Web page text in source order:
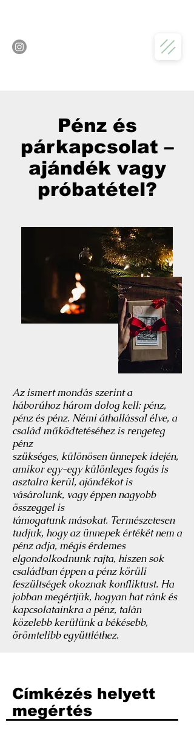
Pénz és
párkapcsolat –
ajándék vagy
próbatétel?
Az ismert mondás szerint a
háborúhoz három dolog kell: pénz,
pénz és pénz. Némi áthallással élve, a
család működtetéséhez is rengeteg
pénz
szükséges, különösen ünnepek idején,
amikor egy-egy különleges fogás is
asztalra kerül, ajándékot is
vásárolunk, vagy éppen nagyobb
összeggel is
támogatunk másokat. Természetesen
tudjuk, hogy az ünnepek értékét nem a
pénz adja, mégis érdemes
elgondolkodnunk rajta, hiszen sok
családban éppen a pénz körüli
feszültségek okoznak konfliktust. Ha
jobban megértjük, hogyan hat ránk és
kapcsolatainkra a pénz, talán
közelebb kerülünk a békésebb,
örömtelibb együttléthez.
Címkézés helyett
megértés